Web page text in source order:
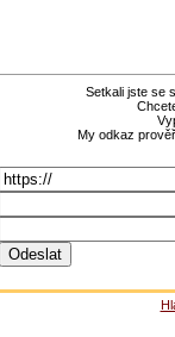
Setkali jste se
My odkaz